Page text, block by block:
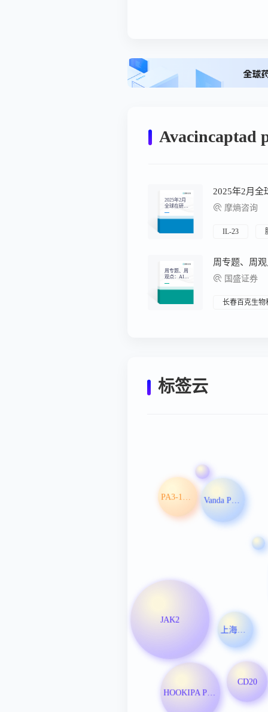
Avacincaptad
2025年2月
全球在研新
药月报
2025年2月全
摩熵咨询
IL-23
周专题、周
观点：AI医
疗点燃医
药，兼海外
国盛证券
长春百克生物
标签云
CD20
JAK2
上海神奇制药投资管理股份有限公司